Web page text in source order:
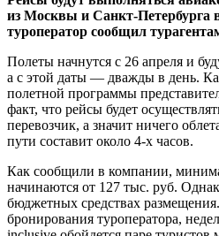
из Москвы и Санкт-Петербурга
туроператор сообщил
Полеты начнутся с 26 апреля и
а с этой даты — дважды в день.
полетной программы
факт, что рейсы будет
перевозчик, а значит ничего
пути составит около 4-х часов.
Как сообщили в компании,
начинаются от 127 тыс. руб.
бюджетных средствах
бронирования туроператора,